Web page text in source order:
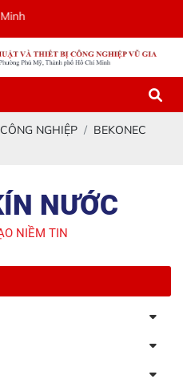
NGHIỆP
BEKONEC
NƯỚC
NIỀM TIN